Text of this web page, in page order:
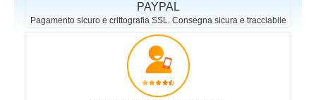
PAYPAL
Pagamento sicuro e crittografia SSL. Consegna sicura e tracciabile